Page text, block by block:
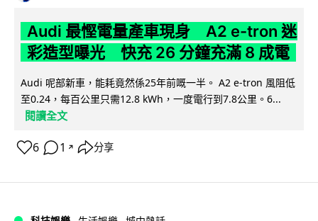
Audi 最慳電量產車現身 A2 e-tron 迷
彩造型曝光 快充 26 分鐘充滿 8 成電
Audi 呢部新車，能耗竟然係25年前嘅一半。 A2 e-tron 風阻低
至0.24，每百公里只需12.8 kWh，一度電行到7.8公里。6...
閱讀全文
6 1 ↗ 分享